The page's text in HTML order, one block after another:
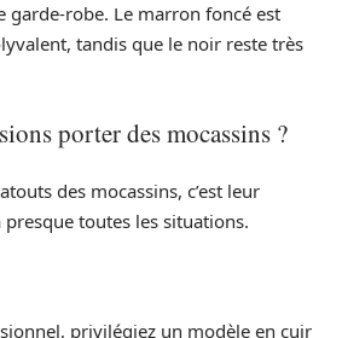
garde-robe. Le marron foncé est
tandis que le noir reste très
porter des mocassins ?
des mocassins, c’est leur
presque toutes les situations.
privilégiez un modèle en cuir